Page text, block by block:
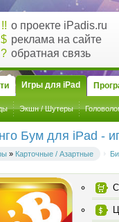
!! о проекте iPadis.ru
$ реклама на сайте
? обратная связь
Игры для iPad
Экшн / Шутеры
Бум для iPad -
» Карточные / Азартные